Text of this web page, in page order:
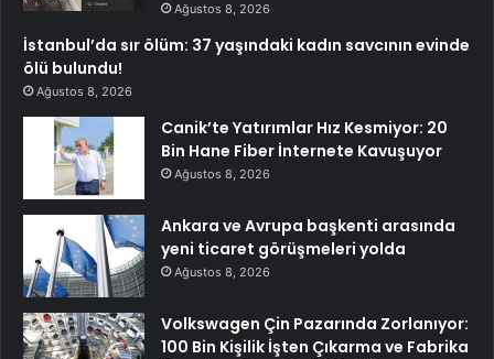
Ağustos 8, 2026
İstanbul’da sır ölüm: 37 yaşındaki kadın savcının evinde
ölü bulundu!
Ağustos 8, 2026
Canik’te Yatırımlar Hız Kesmiyor: 20
Bin Hane Fiber İnternete Kavuşuyor
Ağustos 8, 2026
Ankara ve Avrupa başkenti arasında
yeni ticaret görüşmeleri yolda
Ağustos 8, 2026
Volkswagen Çin Pazarında Zorlanıyor:
100 Bin Kişilik İşten Çıkarma ve Fabrika